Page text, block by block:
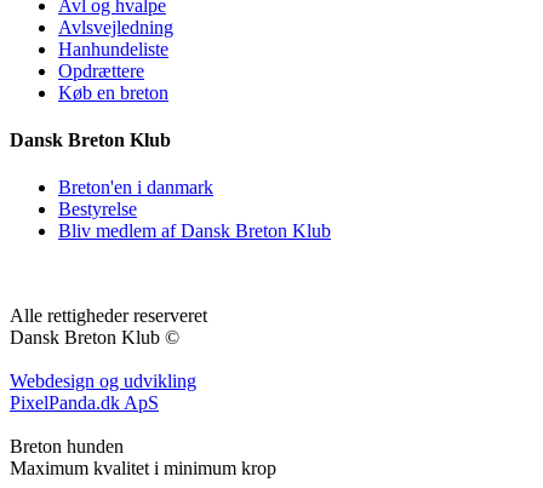
Avl og hvalpe
Avlsvejledning
Hanhundeliste
Opdrættere
Køb en breton
Dansk Breton Klub
Breton'en i danmark
Bestyrelse
Bliv medlem af Dansk Breton Klub
Alle rettigheder reserveret
Dansk Breton Klub ©
Webdesign og udvikling
PixelPanda.dk ApS
Breton hunden
Maximum kvalitet i minimum krop